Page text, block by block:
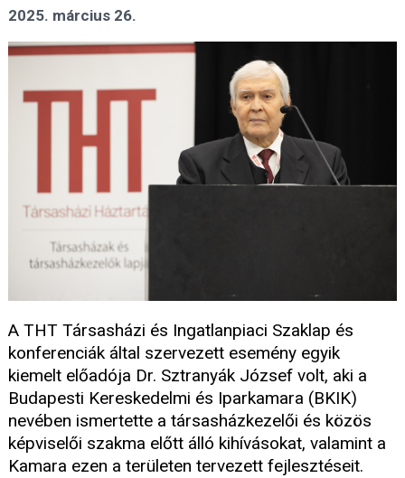
2025. március 26.
A THT Társasházi és Ingatlanpiaci Szaklap és
konferenciák által szervezett esemény egyik
kiemelt előadója Dr. Sztranyák József volt, aki a
Budapesti Kereskedelmi és Iparkamara (BKIK)
nevében ismertette a társasházkezelői és közös
képviselői szakma előtt álló kihívásokat, valamint a
Kamara ezen a területen tervezett fejlesztéseit.